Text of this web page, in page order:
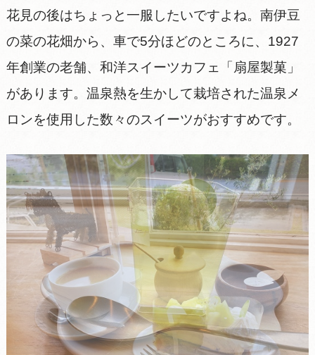
花見の後はちょっと一服したいですよね。南伊豆
の菜の花畑から、車で5分ほどのところに、1927
年創業の老舗、和洋スイーツカフェ「扇屋製菓」
があります。温泉熱を生かして栽培された温泉メ
ロンを使用した数々のスイーツがおすすめです。